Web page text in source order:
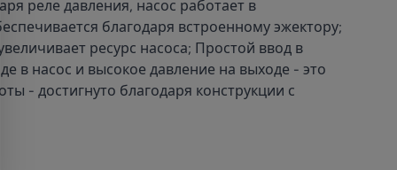
реле давления, насос работает в
благодаря встроенному эжектору;
ресурс насоса; Простой ввод в
в насос и высокое давление на выходе - это
- достигнуто благодаря конструкции с